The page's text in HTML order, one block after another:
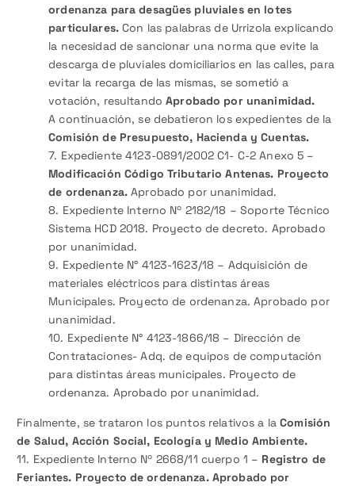
ordenanza para desagües pluviales en lotes
particulares.Con las palabras de Urrizola explicando
la necesidad de sancionar una norma que evite la
descarga de pluviales domiciliarios en las calles, para
evitar la recarga de las mismas, se sometió a
votación, resultandoAprobado por unanimidad.
A continuación, se debatieron los expedientes de la
Comisión de Presupuesto, Hacienda y Cuentas.
7. Expediente 4123-0891/2002 C1- C-2 Anexo 5 –
Modificación Código Tributario Antenas. Proyecto
de ordenanza.Aprobado por unanimidad.
8. Expediente Interno Nº 2182/18 – Soporte Técnico
Sistema HCD 2018. Proyecto de decreto. Aprobado
por unanimidad.
9. Expediente N° 4123-1623/18 – Adquisición de
materiales eléctricos para distintas áreas
Municipales. Proyecto de ordenanza. Aprobado por
unanimidad.
10. Expediente N° 4123-1866/18 – Dirección de
Contrataciones- Adq. de equipos de computación
para distintas áreas municipales. Proyecto de
ordenanza. Aprobado por unanimidad.
Finalmente, se trataron los puntos relativos a laComisión
de Salud, Acción Social, Ecología y Medio Ambiente.
11. Expediente Interno Nº 2668/11 cuerpo 1 – Registro de
Feriantes. Proyecto de ordenanza. Aprobado por